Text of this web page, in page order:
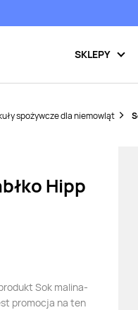
SKLEPY
spożywcze dla niemowląt
Hipp
Sok malina-
promocja na ten